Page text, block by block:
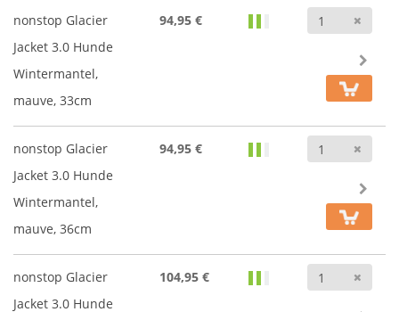
nonstop Glacier
Jacket 3.0 Hunde
Wintermantel,
mauve, 33cm
94,95 €
nonstop Glacier
Jacket 3.0 Hunde
Wintermantel,
mauve, 36cm
94,95 €
nonstop Glacier
Jacket 3.0 Hunde
104,95 €